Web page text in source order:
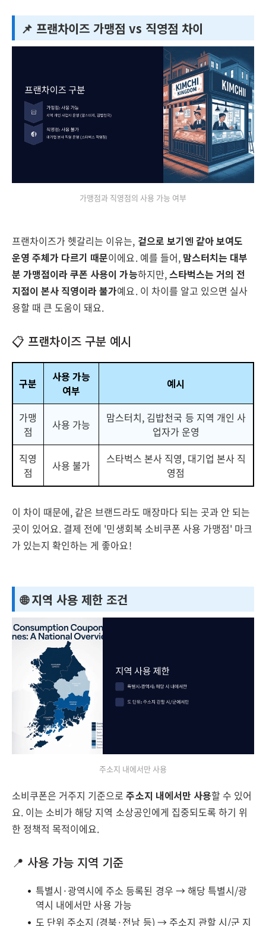
📌 프랜차이즈 가맹점 vs 직영점 차이
가맹점과 직영점의 사용 가능 여부
프랜차이즈가 헷갈리는 이유는, 겉으로 보기엔 같아 보여도
운영 주체가 다르기 때문이에요. 예를 들어, 맘스터치는 대부
분 가맹점이라 쿠폰 사용이 가능하지만,스타벅스는 거의 전
지점이 본사 직영이라 불가예요. 이 차이를 알고 있으면 실사
용할 때 큰 도움이 돼요.
📋 프랜차이즈 구분 예시
구분
사용 가능
여부
예시
가맹
점
사용 가능
맘스터치, 김밥천국 등 지역 개인 사
업자가 운영
직영
점
사용 불가
스타벅스 본사 직영, 대기업 본사 직
영점
이 차이 때문에, 같은 브랜드라도 매장마다 되는 곳과 안 되는
곳이 있어요. 결제 전에 '민생회복 소비쿠폰 사용 가맹점' 마크
가 있는지 확인하는 게 좋아요!
🌐 지역 사용 제한 조건
주소지 내에서만 사용
소비쿠폰은 거주지 기준으로주소지 내에서만 사용할 수 있어
요. 이는 소비가 해당 지역 소상공인에게 집중되도록 하기 위
한 정책적 목적이에요.
📍 사용 가능 지역 기준
특별시·광역시에 주소 등록된 경우 → 해당 특별시/광
역시 내에서만 사용 가능
도 단위 주소지 (경북·전남 등) → 주소지 관할 시/군 지